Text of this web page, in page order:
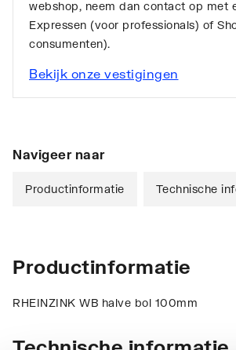
webshop, neem dan contact op met
Expressen (voor professionals) of
consumenten).
Bekijk onze vestigingen
Navigeer naar
Productinformatie Technische
Productinformatie
RHEINZINK WB halve bol 100mm